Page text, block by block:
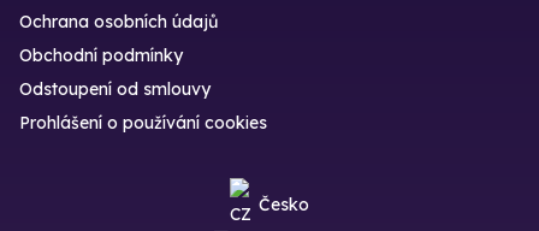
Ochrana osobních údajů
Obchodní podmínky
Odstoupení od smlouvy
Prohlášení o používání cookies
Česko